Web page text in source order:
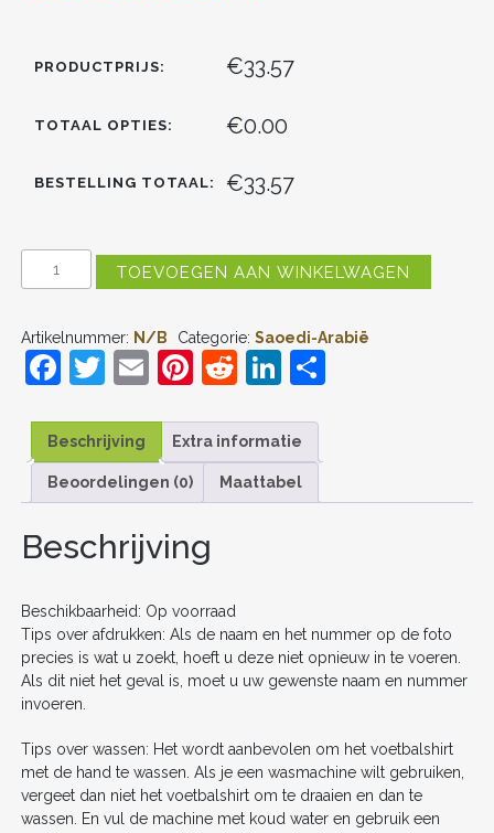
PRODUCTPRIJS: €33.57
TOTAAL OPTIES: €0.00
BESTELLING TOTAAL: €33.57
ARABIË
WK
2026
VOETBALTENUE
AANTAL
TOEVOEGEN AAN WINKELWAGEN
Artikelnummer: N/B Categorie: Saoedi-Arabië
F
c
e
b
o
k
T
itt
er
E
ai
l
Pi
er
e
st
R
d
di
t
Li
k
e
dI
D
Beschrijving Extra informatie
Beoordelingen (0) Maattabel
Beschrijving
Beschikbaarheid: Op voorraad
Tips over afdrukken: Als de naam en het nummer op de foto
precies is wat u zoekt, hoeft u deze niet opnieuw in te voeren.
Als dit niet het geval is, moet u uw gewenste naam en nummer
invoeren.
Tips over wassen: Het wordt aanbevolen om het voetbalshirt
met de hand te wassen. Als je een wasmachine wilt gebruiken,
vergeet dan niet het voetbalshirt om te draaien en dan te
wassen. En vul de machine met koud water en gebruik een